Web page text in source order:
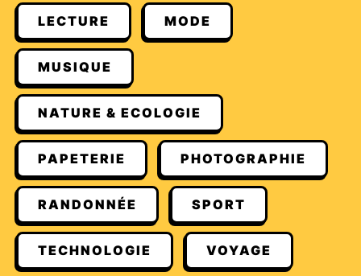
LECTURE MODE
MUSIQUE
NATURE & ECOLOGIE
PAPETERIE PHOTOGRAPHIE
RANDONNÉE SPORT
TECHNOLOGIE VOYAGE